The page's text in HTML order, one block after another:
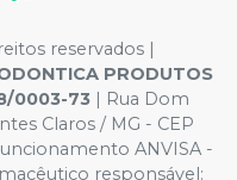
reservados |
PRODUTOS
0003-73 | Rua Dom
Claros / MG - CEP
ANVISA -
responsável: